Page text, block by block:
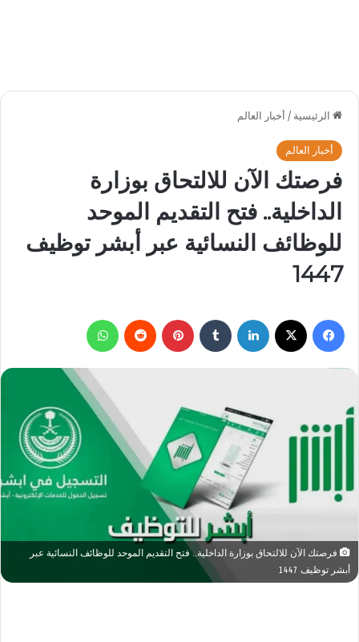
الرئيسية / أخبار العالم
أخبار العالم
فرصتك الآن للالتحاق بوزارة
الداخلية.. فتح التقديم الموحد
للوظائف النسائية عبر أبشر توظيف
1447
فيسبوك لينكدإن بينتيريست
فرصتك الآن للالتحاق بوزارة الداخلية.. فتح التقديم الموحد للوظائف النسائية عبر
أبشر توظيف 1447